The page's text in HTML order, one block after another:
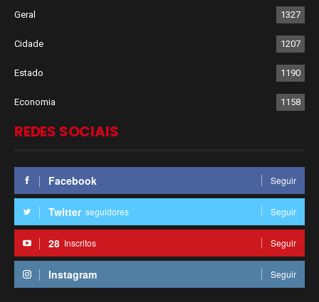
Geral 1327
Cidade 1207
Estado 1190
Economia 1158
REDES SOCIAIS
Facebook Seguir
Twitter seguidores Seguir
28 Inscritos Seguir
Instagram Seguir